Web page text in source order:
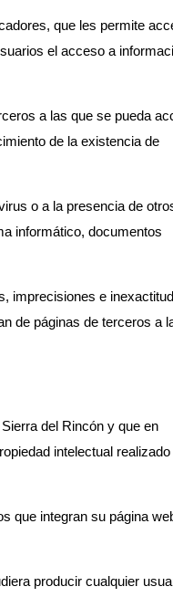
que les permite
el acceso a
a las que se pueda
de la existencia de
o a la presencia de
informático, documentos
imprecisiones e
de páginas de terceros a
del Rincón y que en
intelectual realizado
que integran su página
producir cualquier